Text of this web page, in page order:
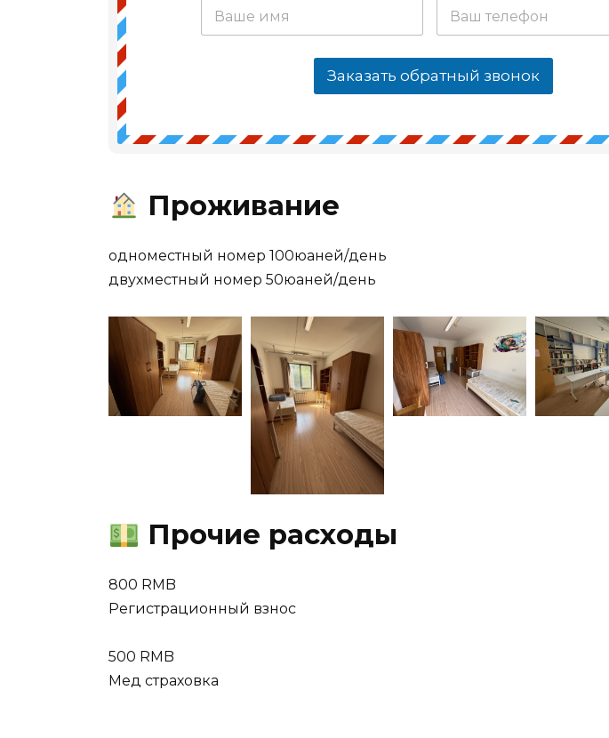
Заказать обратный звонок
Проживание
одноместный номер 100юаней/день
двухместный номер 50юаней/день
Прочие расходы
800 RMB
Регистрационный взнос
500 RMB
Мед страховка